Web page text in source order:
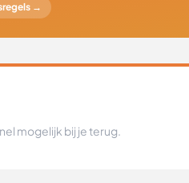
→
mogelijk bij je terug.